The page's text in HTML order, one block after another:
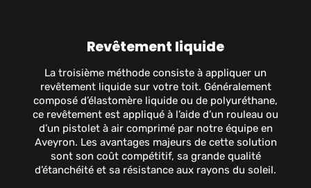
Revêtement liquide
La troisième méthode consiste à appliquer un
revêtement liquide sur votre toit. Généralement
composé d’élastomère liquide ou de polyuréthane,
ce revêtement est appliqué à l’aide d’un rouleau ou
d’un pistolet à air comprimé par notre équipe en
Aveyron. Les avantages majeurs de cette solution
sont son coût compétitif, sa grande qualité
d’étanchéité et sa résistance aux rayons du soleil.